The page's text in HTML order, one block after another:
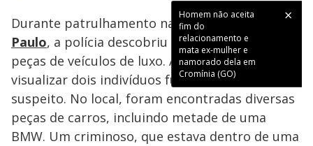
Durante patrulhamento na zona leste de
Paulo, a polícia descobriu um desmanche com
peças de veículos de luxo. A suspeita surgiu ao
visualizar dois indivíduos fugindo de um imóvel
suspeito. No local, foram encontradas diversas
peças de carros, incluindo metade de uma
BMW. Um criminoso, que estava dentro de uma